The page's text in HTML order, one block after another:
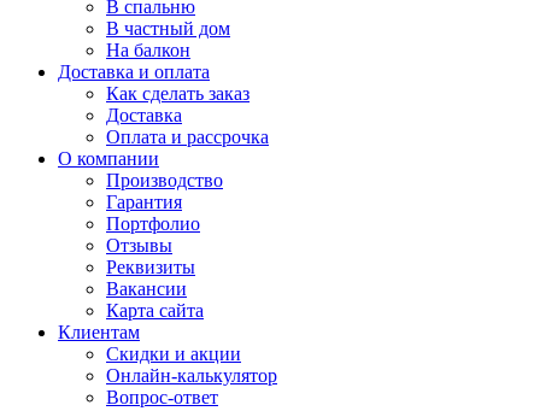
В спальню
В частный дом
На балкон
Доставка и оплата
Как сделать заказ
Доставка
Оплата и рассрочка
О компании
Производство
Гарантия
Портфолио
Отзывы
Реквизиты
Вакансии
Карта сайта
Клиентам
Скидки и акции
Онлайн-калькулятор
Вопрос-ответ